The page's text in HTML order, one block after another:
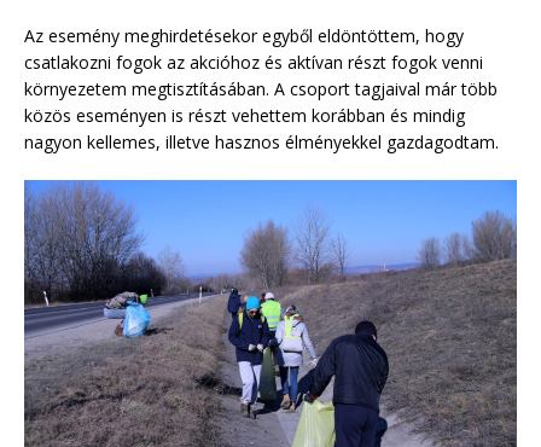
Az esemény meghirdetésekor egyből eldöntöttem, hogy
csatlakozni fogok az akcióhoz és aktívan részt fogok venni
környezetem megtisztításában. A csoport tagjaival már több
közös eseményen is részt vehettem korábban és mindig
nagyon kellemes, illetve hasznos élményekkel gazdagodtam.